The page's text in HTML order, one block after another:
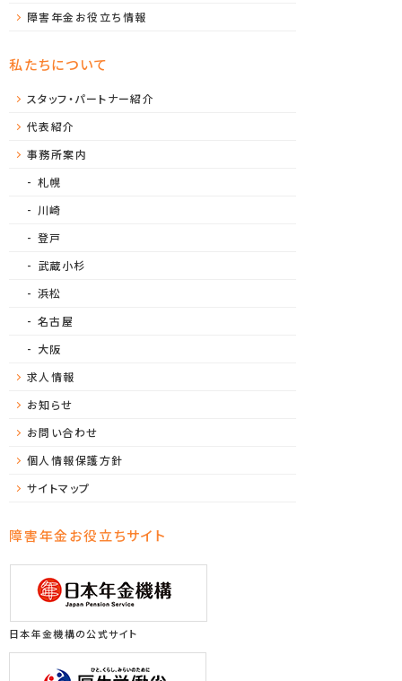
障害年金お役立ち情報
私たちについて
スタッフ・パートナー紹介
代表紹介
事務所案内
札幌
川崎
登戸
武蔵小杉
浜松
名古屋
大阪
求人情報
お知らせ
お問い合わせ
個人情報保護方針
サイトマップ
障害年金お役立ちサイト
日本年金機構の公式サイト